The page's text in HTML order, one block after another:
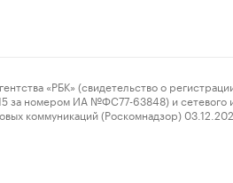
«РБК» (свидетельство о
номером ИА №ФС77-63848) и сетевого
коммуникаций (Роскомнадзор)